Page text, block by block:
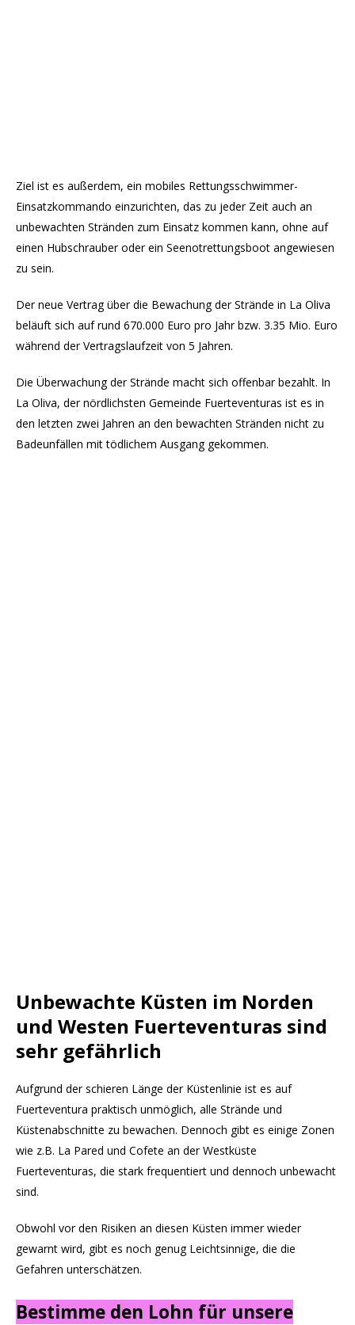
Ziel ist es außerdem, ein mobiles Rettungsschwimmer-
Einsatzkommando einzurichten, das zu jeder Zeit auch an
unbewachten Stränden zum Einsatz kommen kann, ohne auf
einen Hubschrauber oder ein Seenotrettungsboot angewiesen
zu sein.
Der neue Vertrag über die Bewachung der Strände in La Oliva
beläuft sich auf rund 670.000 Euro pro Jahr bzw. 3.35 Mio. Euro
während der Vertragslaufzeit von 5 Jahren.
Die Überwachung der Strände macht sich offenbar bezahlt. In
La Oliva, der nördlichsten Gemeinde Fuerteventuras ist es in
den letzten zwei Jahren an den bewachten Stränden nicht zu
Badeunfällen mit tödlichem Ausgang gekommen.
Unbewachte Küsten im Norden
und Westen Fuerteventuras sind
sehr gefährlich
Aufgrund der schieren Länge der Küstenlinie ist es auf
Fuerteventura praktisch unmöglich, alle Strände und
Küstenabschnitte zu bewachen. Dennoch gibt es einige Zonen
wie z.B. La Pared und Cofete an der Westküste
Fuerteventuras, die stark frequentiert und dennoch unbewacht
sind.
Obwohl vor den Risiken an diesen Küsten immer wieder
gewarnt wird, gibt es noch genug Leichtsinnige, die die
Gefahren unterschätzen.
Bestimme den Lohn für unsere